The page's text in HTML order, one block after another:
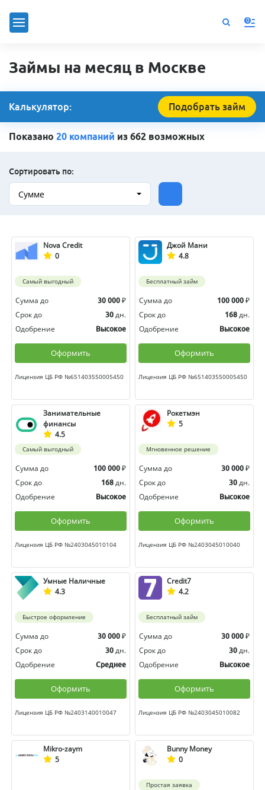
0
Займы на месяц в Москве
Калькулятор: Подобрать займ
Показано 20 компаний из 662 возможных
Сортировать по:
Сумме
Nova Credit
0
Самый выгодный
Сумма до 30 000 ₽
Срок до
30 дн.
Одобрение
Высокое
Оформить
Лицензия ЦБ РФ №651403550005450
Джой Мани
4.8
Бесплатный займ
Сумма до 100 000 ₽
Срок до
168 дн.
Одобрение
Высокое
Оформить
Лицензия ЦБ РФ №651403550005450
Занимательные
финансы
4.5
Самый выгодный
Сумма до 100 000 ₽
Срок до
168 дн.
Одобрение
Высокое
Оформить
Лицензия ЦБ РФ №2403045010104
Рокетмэн
5
Мгновенное решение
Сумма до 30 000 ₽
Срок до
30 дн.
Одобрение
Высокое
Оформить
Лицензия ЦБ РФ №2403045010040
Умные Наличные
4.3
Быстрое оформление
Сумма до 30 000 ₽
Срок до
30 дн.
Одобрение
Среднее
Оформить
Лицензия ЦБ РФ №2403140010047
Credit7
4.2
Бесплатный займ
Сумма до 30 000 ₽
Срок до
30 дн.
Одобрение
Высокое
Оформить
Лицензия ЦБ РФ №2403045010082
Mikro-zaym
5
Bunny Money
0
Простая заявка